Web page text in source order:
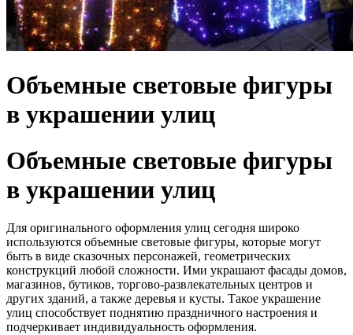
Объемные световые фигуры
в украшении улиц
Объемные световые фигуры
в украшении улиц
Для оригинального оформления улиц сегодня широко
используются объемные световые фигуры, которые могут
быть в виде сказочных персонажей, геометрических
конструкций любой сложности. Ими украшают фасады домов,
магазинов, бутиков, торгово-развлекательных центров и
других зданий, а также деревья и кусты. Такое украшение
улиц способствует поднятию праздничного настроения и
подчеркивает индивидуальность оформления.